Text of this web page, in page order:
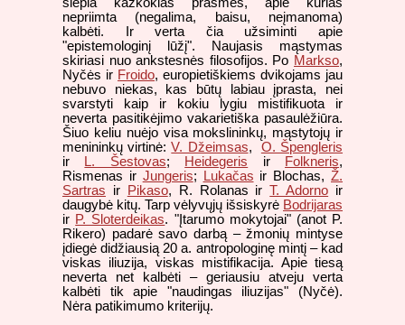
nepriimta (negalima, baisu, neįmanoma)
kalbėti. Ir verta čia užsiminti apie
"epistemologinį lūžį". Naujasis mąstymas
skiriasi nuo ankstesnės filosofijos. Po Markso,
Nyčės ir Froido, europietiškiems dvikojams jau
nebuvo niekas, kas būtų labiau įprasta, nei
svarstyti kaip ir kokiu lygiu mistifikuota ir
neverta pasitikėjimo vakarietiška pasaulėžiūra.
Šiuo keliu nuėjo visa mokslininkų, mąstytojų ir
menininkų virtinė:V. Džeimsas, O. Špengleris
ir
L. Šestovas; Heidegeris ir Folkneris,
Rismenas ir Jungeris; Lukačas ir Blochas,Ž.
Sartras ir Pikaso, R. Rolanas irT. Adorno ir
daugybė kitų. Tarp vėlyvųjų išsiskyrė Bodrijaras
ir P. Sloterdeikas. "Įtarumo mokytojai" (anot P.
Rikero) padarė savo darbą – žmonių mintyse
įdiegė didžiausią 20 a. antropologinę mintį – kad
viskas iliuzija, viskas mistifikacija. Apie tiesą
neverta net kalbėti – geriausiu atveju verta
kalbėti tik apie "naudingas iliuzijas" (Nyčė).
Nėra patikimumo kriterijų.